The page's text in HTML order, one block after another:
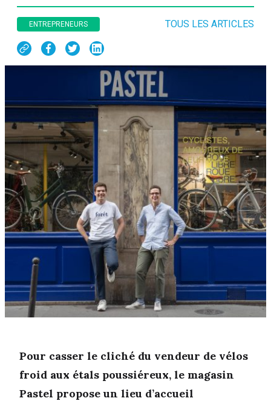
ENTREPRENEURS TOUS LES ARTICLES
Pour casser le cliché du vendeur de vélos
froid aux étals poussiéreux, le magasin
Pastel propose un lieu d’accueil